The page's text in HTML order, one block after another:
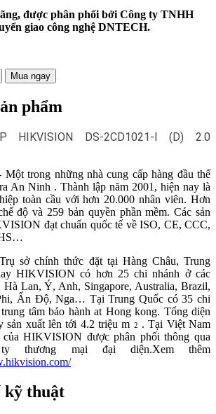
được phân phối bởi Công ty TNHH
giao công nghệ DNTECH.
Mua ngay
phẩm
trong những nhà cung cấp hàng đầu thế
An Ninh . Thành lập năm 2001, hiện nay là
toàn cầu với hơn 20.000 nhân viên. Hơn
độ và 259 bản quyền phần mềm. Các sản
đạt chuẩn quốc tế về ISO, CE, CCC,
sở chính thức đặt tại Hàng Châu, Trung
HIKVISION có hơn 25 chi nhánh ở các
Lan, Ý, Anh, Singapore, Australia, Brazil,
Ấn Độ, Nga… Tại Trung Quốc có 35 chi
tâm bảo hành at Hong kong. Tổng diện
sản xuất lên tới 4.2 triệu m 2
. Tại Việt Nam
của HIKVISION được phân phối thông qua
thương mại đại diện.Xem thêm
kỹ thuật